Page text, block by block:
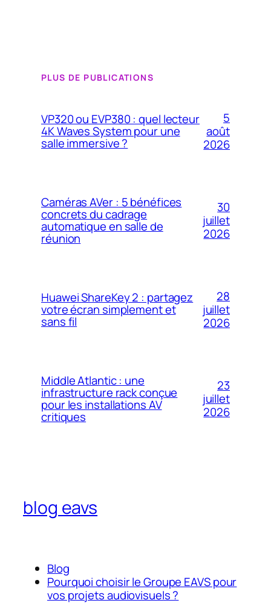
PLUS DE PUBLICATIONS
VP320 ou EVP380 : quel lecteur
4K Waves System pour une
salle immersive ?
5
août
2026
Caméras AVer : 5 bénéfices
concrets du cadrage
automatique en salle de
réunion
30
juillet
2026
Huawei ShareKey 2 : partagez
votre écran simplement et
sans fil
28
juillet
2026
Middle Atlantic : une
infrastructure rack conçue
pour les installations AV
critiques
23
juillet
2026
blog eavs
Blog
Pourquoi choisir le Groupe EAVS pour
vos projets audiovisuels ?